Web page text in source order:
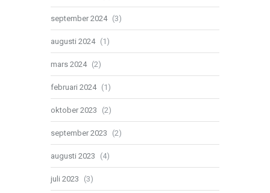
september 2024 (3)
augusti 2024 (1)
mars 2024 (2)
februari 2024 (1)
oktober 2023 (2)
september 2023 (2)
augusti 2023 (4)
juli 2023 (3)